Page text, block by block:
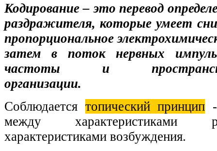
Кодирование – это перевод
раздражителя, которые умеет
пропорциональное
затем в поток нервных
частоты и
организации.
Соблюдается топический принцип
между характеристиками
характеристиками возбуждения.